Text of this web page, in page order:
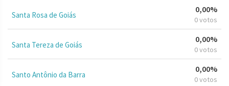
Santa Rosa de Goiás
0,00%
0 votos
Santa Tereza de Goiás
0,00%
0 votos
Santo Antônio da Barra
0,00%
0 votos